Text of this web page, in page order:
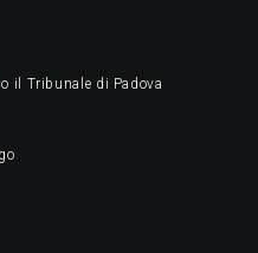
il Tribunale di Padova